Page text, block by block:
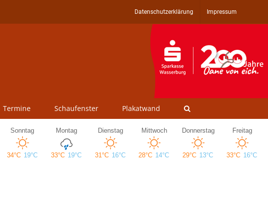
Datenschutzerklärung Impressum
Termine Schaufenster Plakatwand